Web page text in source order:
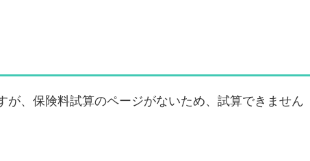
が、保険料試算のページがないため、試算できません